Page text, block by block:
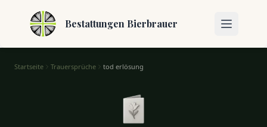
Bestattungen Bierbrauer
Startseite Trauersprüche tod erlösung